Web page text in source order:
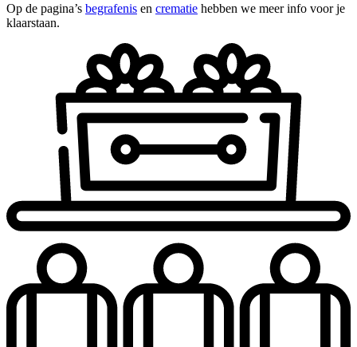
Op de pagina’s begrafenis en crematie hebben we meer info voor je
klaarstaan.